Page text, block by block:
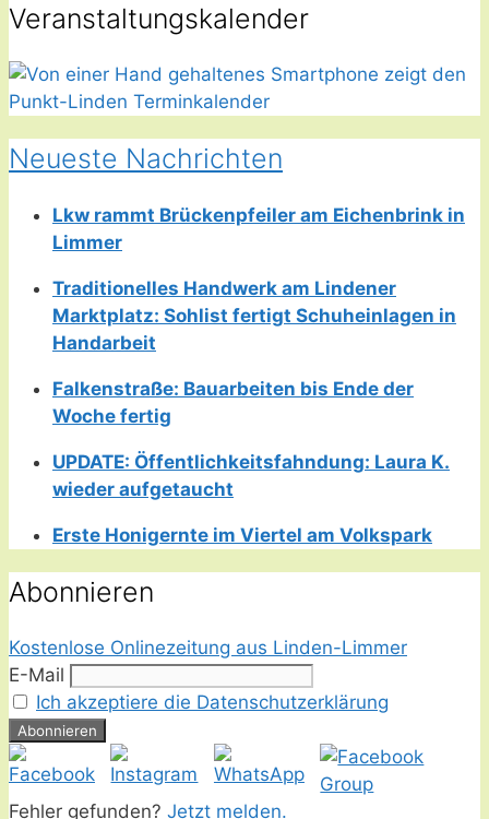
Veranstaltungskalender
Neueste Nachrichten
Lkw rammt Brückenpfeiler am Eichenbrink in
Limmer
Traditionelles Handwerk am Lindener
Marktplatz: Sohlist fertigt Schuheinlagen in
Handarbeit
Falkenstraße: Bauarbeiten bis Ende der
Woche fertig
UPDATE: Öffentlichkeitsfahndung: Laura K.
wieder aufgetaucht
Erste Honigernte im Viertel am Volkspark
Abonnieren
Kostenlose Onlinezeitung aus Linden-Limmer
E-Mail
Ich akzeptiere die Datenschutzerklärung
Fehler gefunden? Jetzt melden.